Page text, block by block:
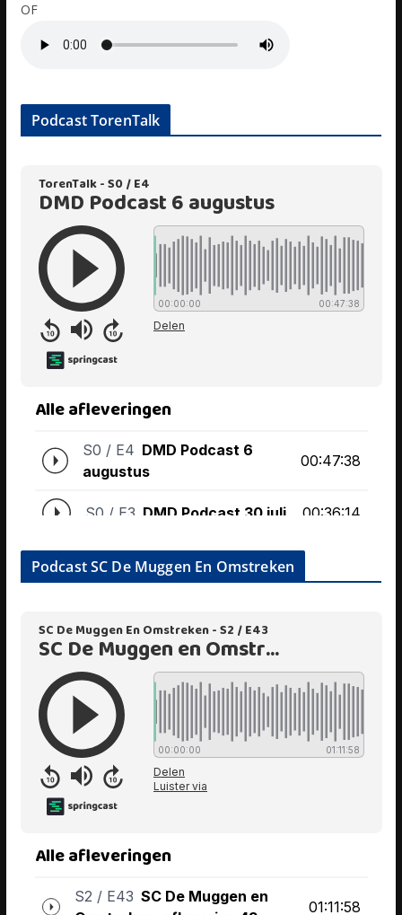
OF
Podcast TorenTalk
Podcast SC De Muggen En Omstreken